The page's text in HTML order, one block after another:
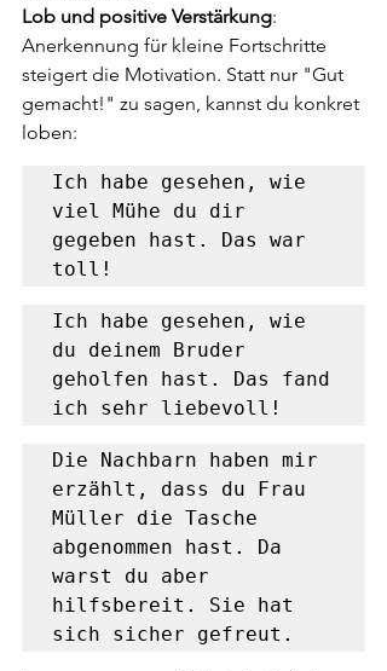
Lob und positive Verstärkung:
Anerkennung für kleine Fortschritte
steigert die Motivation. Statt nur "Gut
gemacht!" zu sagen, kannst du konkret
loben:
Ich habe gesehen, wie
viel Mühe du dir
gegeben hast. Das war
toll!
Ich habe gesehen, wie
du deinem Bruder
geholfen hast. Das fand
ich sehr liebevoll!
Die Nachbarn haben mir
erzählt, dass du Frau
Müller die Tasche
abgenommen hast. Da
warst du aber
hilfsbereit. Sie hat
sich sicher gefreut.